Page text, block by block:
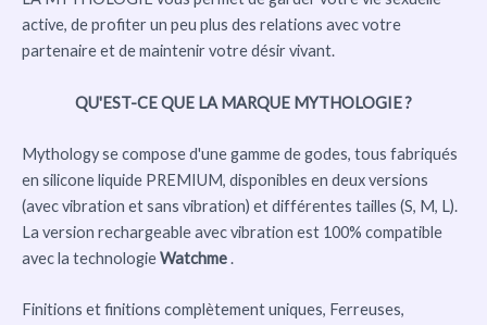
active, de profiter un peu plus des relations avec votre
partenaire et de maintenir votre désir vivant.
QU'EST-CE QUE LA MARQUE MYTHOLOGIE ?
Mythology se compose d'une gamme de godes, tous fabriqués
en silicone liquide PREMIUM, disponibles en deux versions
(avec vibration et sans vibration) et différentes tailles (S, M, L).
La version rechargeable avec vibration est 100% compatible
avec la technologieWatchme.
Finitions et finitions complètement uniques, Ferreuses,